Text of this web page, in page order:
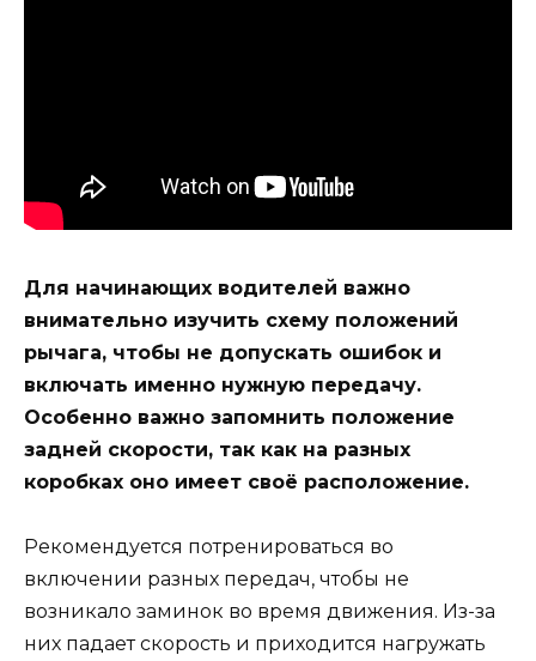
Для начинающих водителей важно
внимательно изучить схему положений
рычага, чтобы не допускать ошибок и
включать именно нужную передачу.
Особенно важно запомнить положение
задней скорости, так как на разных
коробках оно имеет своё расположение.
Рекомендуется потренироваться во
включении разных передач, чтобы не
возникало заминок во время движения. Из-за
них падает скорость и приходится нагружать